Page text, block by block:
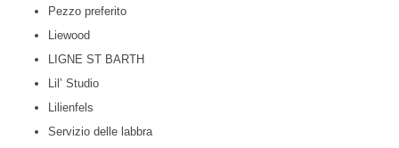
Pezzo preferito
Liewood
LIGNE ST BARTH
Lil’ Studio
Lilienfels
Servizio delle labbra